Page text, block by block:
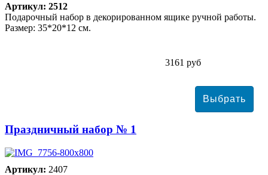
Артикул: 2512
Подарочный набор в декорированном ящике ручной работы.
Размер: 35*20*12 см.
3161 руб
Праздничный набор № 1
Артикул: 2407